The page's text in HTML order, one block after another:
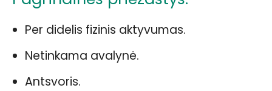
Per didelis fizinis aktyvumas.
Netinkama avalynė.
Antsvoris.